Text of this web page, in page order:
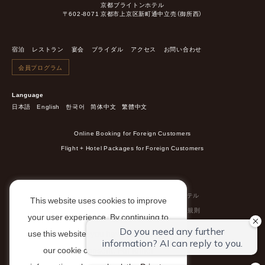
京都ブライトンホテル
〒602-8071 京都市上京区新町通中立売（御所西）
宿泊 レストラン 宴会 ブライダル アクセス お問い合わせ
会員プログラム
Language
日本語
English 한국어 简体中文 繁體中文
Online Booking for Foreign Customers
Flight + Hotel Packages for Foreign Customers
全国のブライトンホテル
宿泊約款/利用規則
旅館業法に基づく営業種別の標示
カスタマーハラスメントに対する基本方針
This website uses cookies to improve
your user experience. By continuing to
use this website, you have agreed with
our cookie consent. For futher